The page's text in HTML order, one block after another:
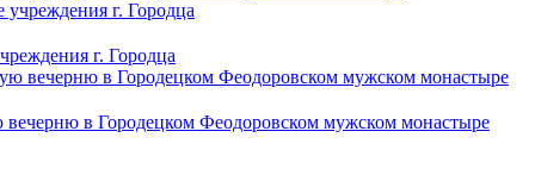
г. Городца
в Городецком Феодоровском мужском монастыре